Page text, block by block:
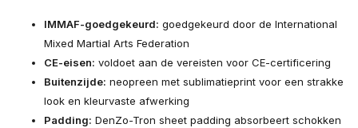
IMMAF-goedgekeurd: goedgekeurd door de International
Mixed Martial Arts Federation
CE-eisen: voldoet aan de vereisten voor CE-certificering
Buitenzijde: neopreen met sublimatieprint voor een strakke
look en kleurvaste afwerking
Padding: DenZo-Tron sheet padding absorbeert schokken